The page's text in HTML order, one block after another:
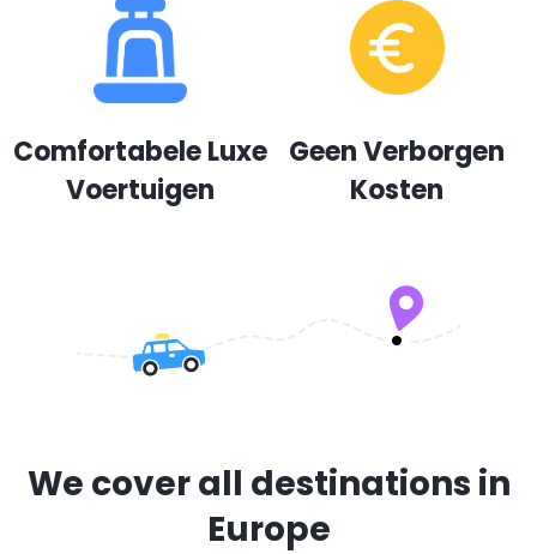
Comfortabele Luxe
Voertuigen
Geen Verborgen
Kosten
We cover all destinations in
Europe